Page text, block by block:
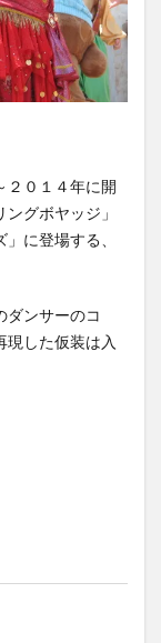
２０１４年に開
グボヤッジ」
に登場する、
ダンサーのコ
現した仮装は入